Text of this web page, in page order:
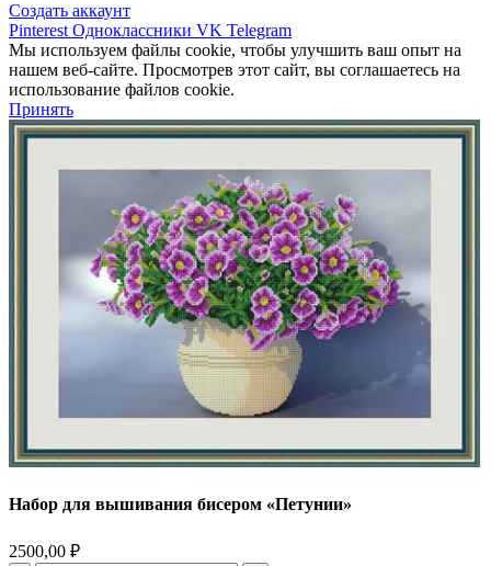
Создать аккаунт
Pinterest Одноклассники VK Telegram
Мы используем файлы cookie, чтобы улучшить ваш опыт на
нашем веб-сайте. Просмотрев этот сайт, вы соглашаетесь на
использование файлов cookie.
Принять
Набор для вышивания бисером «Петунии»
2500,00 ₽